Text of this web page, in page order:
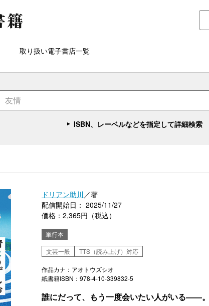
取り扱い電子書店一覧
ISBN、レーベルなどを指定して詳細検索
ドリアン助川／著
配信開始日： 2025/11/27
価格：2,365円（税込）
単行本
文芸一般
TTS（読み上げ）対応
作品カナ：アオトウズシオ
紙書籍ISBN：978-4-10-339832-5
誰にだって、もう一度会いたい人がいる――。